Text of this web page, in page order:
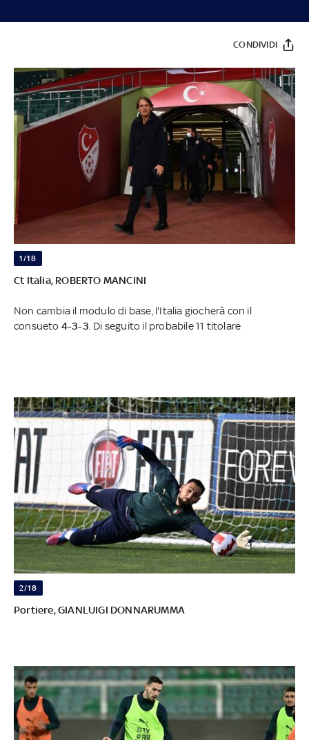
CONDIVIDI
1/18
Ct Italia, ROBERTO MANCINI
Non cambia il modulo di base, l'Italia giocherà con il
consueto 4-3-3 . Di seguito il probabile 11 titolare
2/18
Portiere, GIANLUIGI DONNARUMMA